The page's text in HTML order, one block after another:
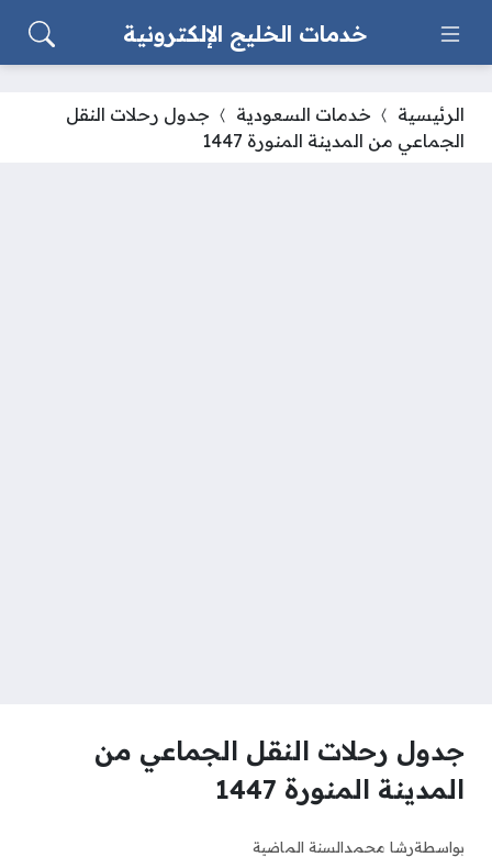
خدمات الخليج الإلكترونية
الرئيسية خدمات السعودية
جدول رحلات النقل
الجماعي من المدينة المنورة 1447
جدول رحلات النقل الجماعي من
المدينة المنورة 1447
بواسطةرشا محمدالسنة الماضية